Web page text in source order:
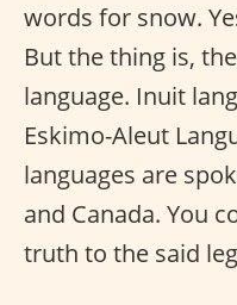
words for snow.
But the thing is,
language. Inuit
Eskimo-Aleut
languages are
and Canada. You
truth to the said